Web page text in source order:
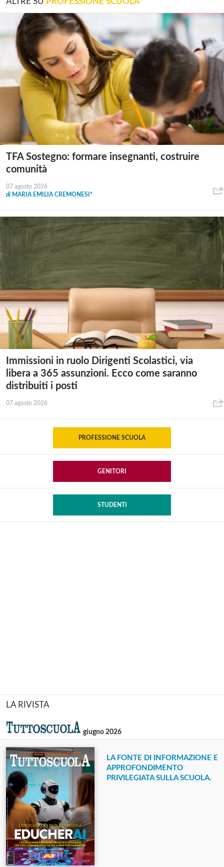
TFA Sostegno: formare insegnanti, costruire
comunità
07 agosto 2026
di MARIA EMILIA CREMONESI*
Immissioni in ruolo Dirigenti Scolastici, via
libera a 365 assunzioni. Ecco come saranno
distribuiti i posti
07 agosto 2026
PROFESSIONE SCUOLA
GENITORI
STUDENTI
LA RIVISTA
giugno 2026
LA FONTE DI INFORMAZIONE E
APPROFONDIMENTO
PRIVILEGIATA SULLA SCUOLA.